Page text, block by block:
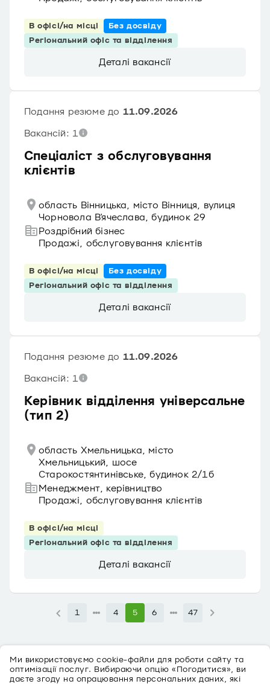
Ми використовуємо cookie-файли для роботи сайту та
оптимізації послуг. Вибираючи опцію «Погодитися», ви
даєте згоду на опрацювання персональних даних, які
В офісі/на місці
Без досвіду
Регіональний офіс та відділення
Деталі вакансії
Спеціаліст з обслуговування
клієнтів
Подання резюме до 11.09.2026
Вакансій: 1
область Вінницька, місто Вінниця, вулиця
Чорновола В'ячеслава, будинок 29
Роздрібний бізнес
Продажі, обслуговування клієнтів
В офісі/на місці
Без досвіду
Регіональний офіс та відділення
Деталі вакансії
Керівник відділення універсальне
(тип 2)
Подання резюме до 11.09.2026
Вакансій: 1
область Хмельницька, місто
Хмельницький, шосе
Старокостянтинівське, будинок 2/1б
Менеджмент, керівництво
Продажі, обслуговування клієнтів
В офісі/на місці
Регіональний офіс та відділення
Деталі вакансії
1 4 5 6 47